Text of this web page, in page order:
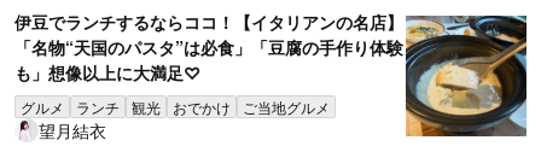
伊豆でランチするならココ！【イタリアンの名店】
「名物“天国のパスタ”は必食」「豆腐の手作り体験
も」想像以上に大満足♡
グルメ ランチ 観光 おでかけ ご当地グルメ
望月結衣